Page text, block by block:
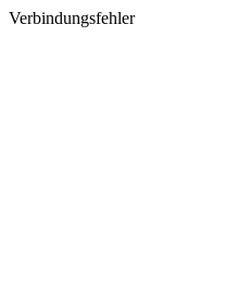
Verbindungsfehler